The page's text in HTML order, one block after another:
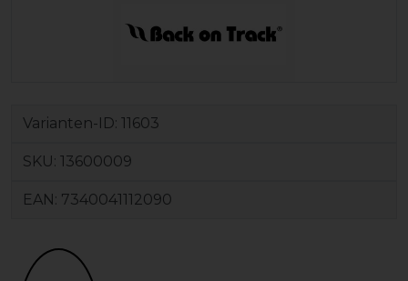
Varianten-ID: 11603
SKU: 13600009
EAN: 7340041112090